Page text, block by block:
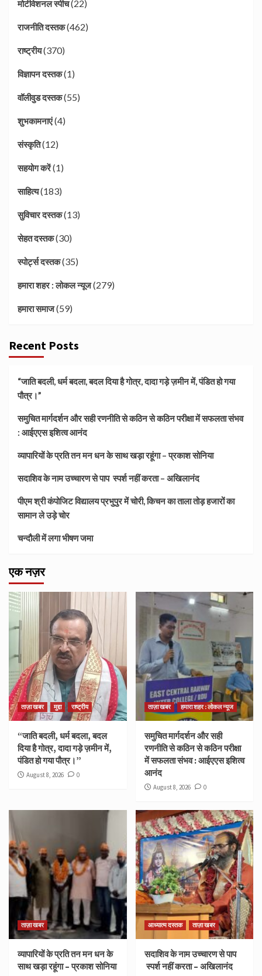
मोटीवेशनल स्पीच(22)
राजनीति दस्तक(462)
राष्ट्रीय(370)
विज्ञापन दस्तक(1)
वॉलीवुड दस्तक(55)
शुभकामनाएं(4)
संस्कृति(12)
सहयोग करें(1)
साहित्य(183)
सुविचार दस्तक(13)
सेहत दस्तक(30)
स्पोर्ट्स दस्तक(35)
हमारा शहर : लोकल न्यूज(279)
हमारा समाज(59)
Recent Posts
“जाति बदली, धर्म बदला, बदल दिया है गोत्र, दादा गड़े ज़मीन में, पंडित हो गया
पौत्र।”
समुचित मार्गदर्शन और सही रणनीति से कठिन से कठिन परीक्षा में सफलता संभव
: आईएएस इशित्व आनंद
व्यापारियों के प्रति तन मन धन के साथ खड़ा रहूंगा – प्रकाश सोनिया
सदाशिव के नाम उच्चारण से पाप स्पर्श नहीं करता – अखिलानंद
पीएम श्री कंपोजिट विद्यालय प्रभुपुर में चोरी, किचन का ताला तोड़ हजारों का
सामान ले उड़े चोर
चन्दौली में लगा भीषण जमा
एक नज़र
ताज़ा खबर मुद्दा राष्ट्रीय
“जाति बदली, धर्म बदला, बदल
दिया है गोत्र, दादा गड़े ज़मीन में,
पंडित हो गया पौत्र।”
August 8, 2026 0
ताज़ा खबर हमारा शहर : लोकल न्यूज
समुचित मार्गदर्शन और सही
रणनीति से कठिन से कठिन परीक्षा
में सफलता संभव : आईएएस इशित्व
आनंद
August 8, 2026 0
ताज़ा खबर
व्यापारियों के प्रति तन मन धन के
साथ खड़ा रहूंगा – प्रकाश सोनिया
आध्यात्म दस्तक ताज़ा खबर
सदाशिव के नाम उच्चारण से पाप
स्पर्श नहीं करता – अखिलानंद